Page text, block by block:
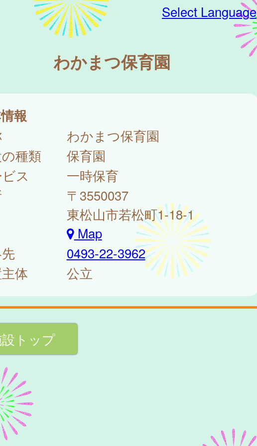
Select Language
わかまつ保育園
報
わかまつ保育園
種類
保育園
ス
一時保育
〒3550037
東松山市若松町1-18-1
Map
0493-22-3962
体
公立
トップ